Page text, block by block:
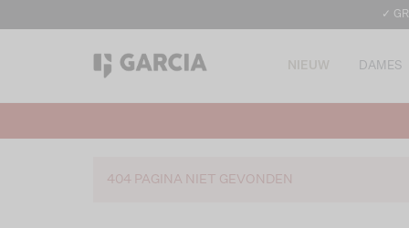
✓
NIEUW DAMES
404 PAGINA NIET GEVONDEN